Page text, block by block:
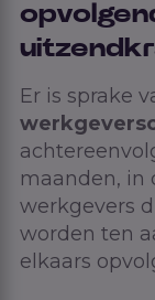
Er is sprake
maanden, in
werkgevers
worden ten
elkaars